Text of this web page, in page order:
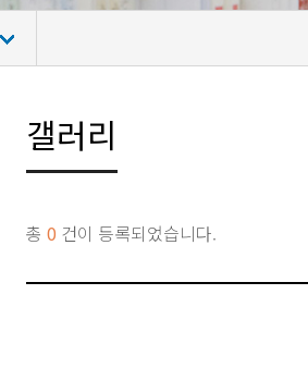
갤러리
총 0 건이 등록되었습니다.